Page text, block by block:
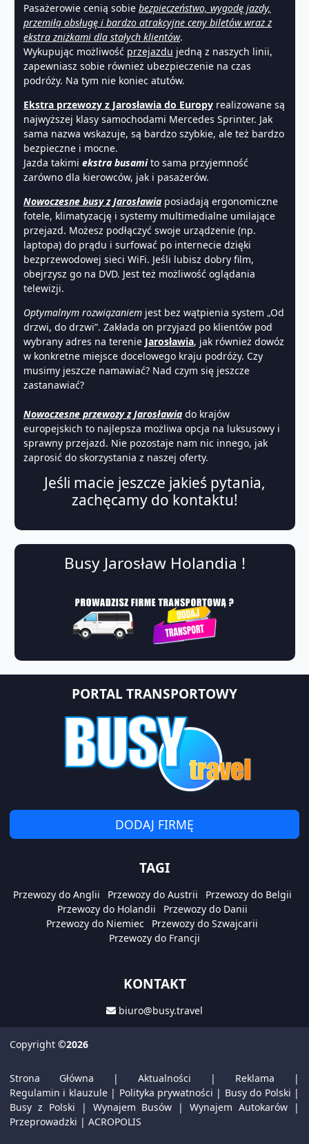
Pasażerowie cenią sobie bezpieczeństwo, wygodę jazdy,
przemiłą obsługę i bardzo atrakcyjne ceny biletów wraz z
ekstra zniżkami dla stałych klientów.
Wykupując możliwość przejazdu jedną z naszych linii,
zapewniasz sobie również ubezpieczenie na czas
podróży. Na tym nie koniec atutów.
Ekstra przewozy z Jarosławia do Europy realizowane są
najwyższej klasy samochodami Mercedes Sprinter. Jak
sama nazwa wskazuje, są bardzo szybkie, ale też bardzo
bezpieczne i mocne.
Jazda takimi ekstra busamito sama przyjemność
zarówno dla kierowców, jak i pasażerów.
Nowoczesne busy z Jarosławia posiadają ergonomiczne
fotele, klimatyzację i systemy multimedialne umilające
przejazd. Możesz podłączyć swoje urządzenie (np.
laptopa) do prądu i surfować po internecie dzięki
bezprzewodowej sieci WiFi. Jeśli lubisz dobry film,
obejrzysz go na DVD. Jest też możliwość oglądania
telewizji.
Optymalnym rozwiązaniem jest bez wątpienia system „Od
drzwi, do drzwi”. Zakłada on przyjazd po klientów pod
wybrany adres na terenie Jarosławia, jak również dowóz
w konkretne miejsce docelowego kraju podróży. Czy
musimy jeszcze namawiać? Nad czym się jeszcze
zastanawiać?
Nowoczesne przewozy z Jarosławia do krajów
europejskich to najlepsza możliwa opcja na luksusowy i
sprawny przejazd. Nie pozostaje nam nic innego, jak
zaprosić do skorzystania z naszej oferty.
Jeśli macie jeszcze jakieś pytania,
zachęcamy do kontaktu!
Busy Jarosław Holandia !
PORTAL TRANSPORTOWY
DODAJ FIRMĘ
TAGI
Przewozy do Anglii Przewozy do Austrii
Przewozy do Belgii
Przewozy do Holandii
Przewozy do Danii
Przewozy do Niemiec
Przewozy do Szwajcarii
Przewozy do Francji
KONTAKT
biuro@busy.travel
Copyright ©2026
Strona Główna | Aktualności | Reklama |
Regulamin i klauzule| Polityka prywatności | Busy do Polski |
Busy z Polski | Wynajem Busów |Wynajem Autokarów |
Przeprowadzki | ACROPOLIS